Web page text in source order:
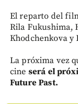
El reparto del
Rila Fukushima,
Khodchenkova y
La próxima vez
cine será el
Future Past.